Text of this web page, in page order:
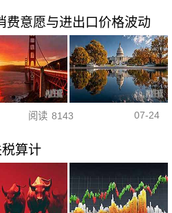
费意愿与进出口价格波动
阅读 8143 07-24
税算计